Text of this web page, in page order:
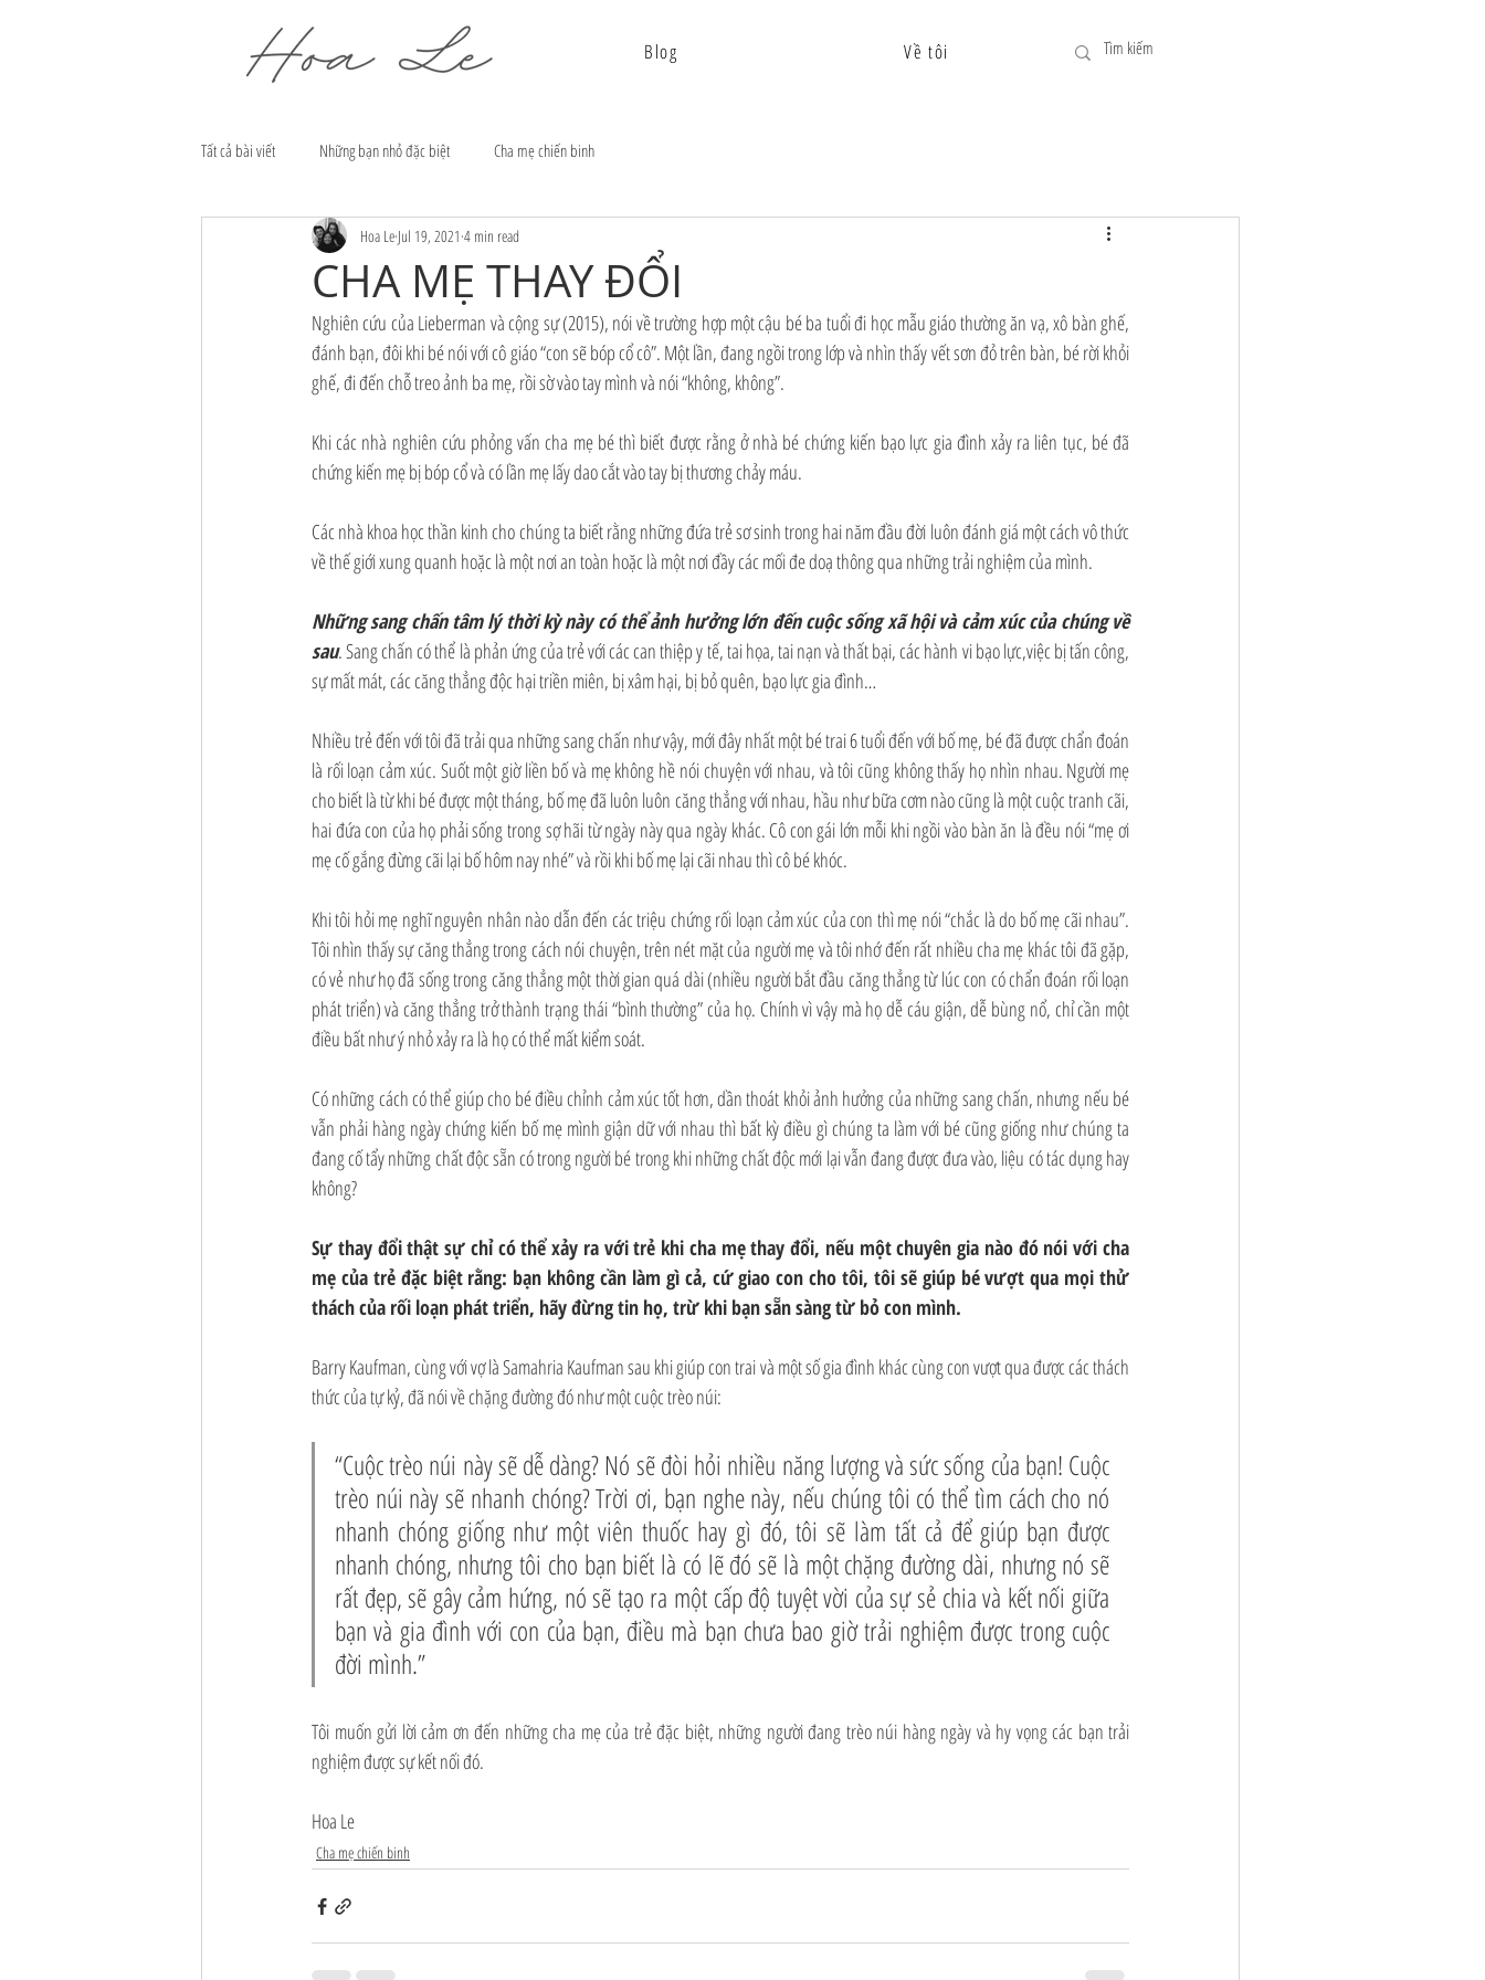
Blog Về tôi
Tất cả bài viết Những bạn nhỏ đặc biệt Cha mẹ chiến binh
CHA MẸ THAY ĐỔI
Hoa Le Jul 19, 2021 4 min read
Nghiên cứu của Lieberman và cộng sự (2015), nói về trường hợp một cậu bé ba tuổi đi học mẫu giáo thường ăn vạ, xô bàn ghế,
đánh bạn, đôi khi bé nói với cô giáo “con sẽ bóp cổ cô”. Một lần, đang ngồi trong lớp và nhìn thấy vết sơn đỏ trên bàn, bé rời khỏi
ghế, đi đến chỗ treo ảnh ba mẹ, rồi sờ vào tay mình và nói “không, không”.
Khi các nhà nghiên cứu phỏng vấn cha mẹ bé thì biết được rằng ở nhà bé chứng kiến bạo lực gia đình xảy ra liên tục, bé đã
chứng kiến mẹ bị bóp cổ và có lần mẹ lấy dao cắt vào tay bị thương chảy máu.
Các nhà khoa học thần kinh cho chúng ta biết rằng những đứa trẻ sơ sinh trong hai năm đầu đời luôn đánh giá một cách vô thức
về thế giới xung quanh hoặc là một nơi an toàn hoặc là một nơi đầy các mối đe doạ thông qua những trải nghiệm của mình.
Những sang chấn tâm lý thời kỳ này có thể ảnh hưởng lớn đến cuộc sống xã hội và cảm xúc của chúng về
sau. Sang chấn có thể là phản ứng của trẻ với các can thiệp y tế, tai họa, tai nạn và thất bại, các hành vi bạo lực,việc bị tấn công,
sự mất mát, các căng thẳng độc hại triền miên, bị xâm hại, bị bỏ quên, bạo lực gia đình…
Nhiều trẻ đến với tôi đã trải qua những sang chấn như vậy, mới đây nhất một bé trai 6 tuổi đến với bố mẹ, bé đã được chẩn đoán
là rối loạn cảm xúc. Suốt một giờ liền bố và mẹ không hề nói chuyện với nhau, và tôi cũng không thấy họ nhìn nhau. Người mẹ
cho biết là từ khi bé được một tháng, bố mẹ đã luôn luôn căng thẳng với nhau, hầu như bữa cơm nào cũng là một cuộc tranh cãi,
hai đứa con của họ phải sống trong sợ hãi từ ngày này qua ngày khác. Cô con gái lớn mỗi khi ngồi vào bàn ăn là đều nói “mẹ ơi
mẹ cố gắng đừng cãi lại bố hôm nay nhé” và rồi khi bố mẹ lại cãi nhau thì cô bé khóc.
Khi tôi hỏi mẹ nghĩ nguyên nhân nào dẫn đến các triệu chứng rối loạn cảm xúc của con thì mẹ nói “chắc là do bố mẹ cãi nhau”.
Tôi nhìn thấy sự căng thẳng trong cách nói chuyện, trên nét mặt của người mẹ và tôi nhớ đến rất nhiều cha mẹ khác tôi đã gặp,
có vẻ như họ đã sống trong căng thẳng một thời gian quá dài (nhiều người bắt đầu căng thẳng từ lúc con có chẩn đoán rối loạn
phát triển) và căng thẳng trở thành trạng thái “bình thường” của họ. Chính vì vậy mà họ dễ cáu giận, dễ bùng nổ, chỉ cần một
điều bất như ý nhỏ xảy ra là họ có thể mất kiểm soát.
Có những cách có thể giúp cho bé điều chỉnh cảm xúc tốt hơn, dần thoát khỏi ảnh hưởng của những sang chấn, nhưng nếu bé
vẫn phải hàng ngày chứng kiến bố mẹ mình giận dữ với nhau thì bất kỳ điều gì chúng ta làm với bé cũng giống như chúng ta
đang cố tẩy những chất độc sẵn có trong người bé trong khi những chất độc mới lại vẫn đang được đưa vào, liệu có tác dụng hay
không?
Sự thay đổi thật sự chỉ có thể xảy ra với trẻ khi cha mẹ thay đổi, nếu một chuyên gia nào đó nói với cha
mẹ của trẻ đặc biệt rằng: bạn không cần làm gì cả, cứ giao con cho tôi, tôi sẽ giúp bé vượt qua mọi thử
thách của rối loạn phát triển, hãy đừng tin họ, trừ khi bạn sẵn sàng từ bỏ con mình.
Barry Kaufman, cùng với vợ là Samahria Kaufman sau khi giúp con trai và một số gia đình khác cùng con vượt qua được các thách
thức của tự kỷ, đã nói về chặng đường đó như một cuộc trèo núi:
“Cuộc trèo núi này sẽ dễ dàng? Nó sẽ đòi hỏi nhiều năng lượng và sức sống của bạn! Cuộc
trèo núi này sẽ nhanh chóng? Trời ơi, bạn nghe này, nếu chúng tôi có thể tìm cách cho nó
nhanh chóng giống như một viên thuốc hay gì đó, tôi sẽ làm tất cả để giúp bạn được
nhanh chóng, nhưng tôi cho bạn biết là có lẽ đó sẽ là một chặng đường dài, nhưng nó sẽ
rất đẹp, sẽ gây cảm hứng, nó sẽ tạo ra một cấp độ tuyệt vời của sự sẻ chia và kết nối giữa
bạn và gia đình với con của bạn, điều mà bạn chưa bao giờ trải nghiệm được trong cuộc
đời mình.”
Tôi muốn gửi lời cảm ơn đến những cha mẹ của trẻ đặc biệt, những người đang trèo núi hàng ngày và hy vọng các bạn trải
nghiệm được sự kết nối đó.
Hoa Le
Cha mẹ chiến binh